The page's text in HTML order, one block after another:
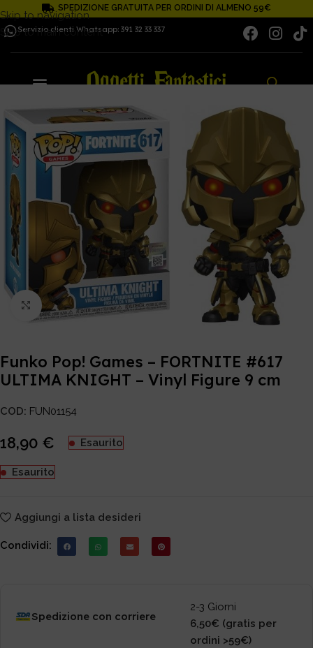
Skip to navigation
Skip to main content
SPEDIZIONE GRATUITA PER ORDINI DI ALMENO 59€
Servizio clienti Whatsapp: 391 32 33 337
Click to enlarge
Funko Pop! Games – FORTNITE #617
ULTIMA KNIGHT – Vinyl Figure 9 cm
COD: FUN01154
18,90 € Esaurito
Esaurito
Aggiungi a lista desideri
Condividi:
Spedizione con corriere
2-3 Giorni
6,50€ (gratis per
ordini >59€)